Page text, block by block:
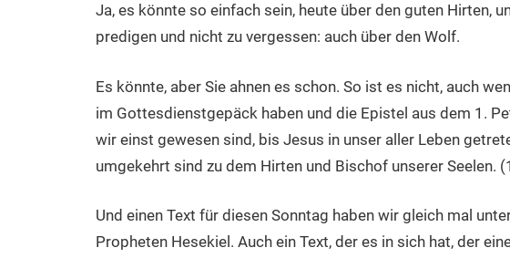
Ja, es könnte so einfach sein, heute über den guten Hirten,
predigen und nicht zu vergessen: auch über den Wolf.
Es könnte, aber Sie ahnen es schon. So ist es nicht, auch
im Gottesdienstgepäck haben und die Epistel aus dem 1.
wir einst gewesen sind, bis Jesus in unser aller Leben
umgekehrt sind zu dem Hirten und Bischof unserer Seelen.
Und einen Text für diesen Sonntag haben wir gleich mal
Propheten Hesekiel. Auch ein Text, der es in sich hat, der